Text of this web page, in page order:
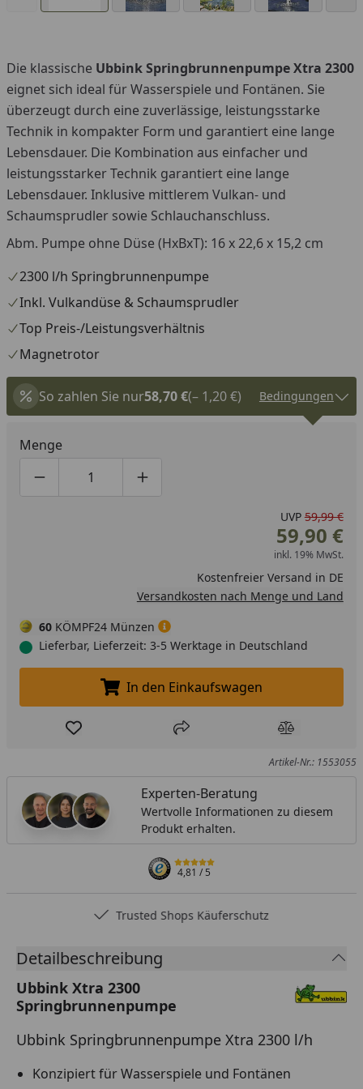
Die klassische Ubbink Springbrunnenpumpe Xtra 2300
eignet sich ideal für Wasserspiele und Fontänen. Sie
überzeugt durch eine zuverlässige, leistungsstarke
Technik in kompakter Form und garantiert eine lange
Lebensdauer. Die Kombination aus einfacher und
leistungsstarker Technik garantiert eine lange
Lebensdauer. Inklusive mittlerem Vulkan- und
Schaumsprudler sowie Schlauchanschluss.
Abm. Pumpe ohne Düse (HxBxT): 16 x 22,6 x 15,2 cm
2300 l/h Springbrunnenpumpe
Inkl. Vulkandüse & Schaumsprudler
Top Preis-/Leistungsverhältnis
Magnetrotor
So zahlen Sie nur58,70 €(– 1,20 €) Bedingungen
Menge
Produktmenge um eins verringern
Produktmenge manuell eingeben
Produktmenge um eins erhöhen
UVP 59,99 €
59,90 €
inkl. 19% MwSt.
Kostenfreier Versand in DE
Versandkosten nach Menge und Land
60 KÖMPF24 Münzen
Lieferbar, Lieferzeit: 3-5 Werktage in Deutschland
In den Einkaufswagen legen
In den Einkaufswagen
Produkt zur Wunschliste hinzufügen
Teilen Produkt
Artikel-Nr.: 1553055
Experten-Beratung
Wertvolle Informationen zu diesem
Produkt erhalten.
4,81/ 5
Trusted Shops Käuferschutz
Detailbeschreibung
Ubbink Xtra 2300
Springbrunnenpumpe
Ubbink Springbrunnenpumpe Xtra 2300 l/h
Konzipiert für Wasserspiele und Fontänen